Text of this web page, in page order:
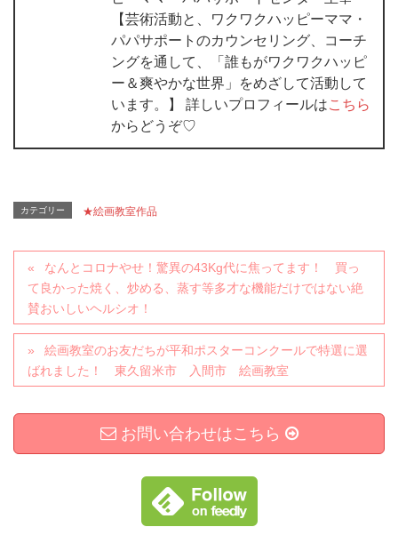
【芸術活動と、ワクワクハッピーママ・
パパサポートのカウンセリング、コーチ
ングを通して、「誰もがワクワクハッピ
ー＆爽やかな世界」をめざして活動して
います。】 詳しいプロフィールはこちら
からどうぞ♡
カテゴリー ★絵画教室作品
なんとコロナやせ！驚異の43Kg代に焦ってます！ 買っ
て良かった焼く、炒める、蒸す等多才な機能だけではない絶
賛おいしいヘルシオ！
絵画教室のお友だちが平和ポスターコンクールで特選に選
ばれました！ 東久留米市 入間市 絵画教室
お問い合わせはこちら